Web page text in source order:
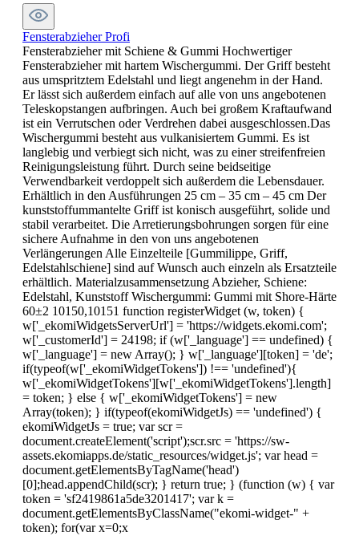
Fensterabzieher Profi
Fensterabzieher mit Schiene & Gummi Hochwertiger
Fensterabzieher mit hartem Wischergummi. Der Griff besteht
aus umspritztem Edelstahl und liegt angenehm in der Hand.
Er lässt sich außerdem einfach auf alle von uns angebotenen
Teleskopstangen aufbringen. Auch bei großem Kraftaufwand
ist ein Verrutschen oder Verdrehen dabei ausgeschlossen.Das
Wischergummi besteht aus vulkanisiertem Gummi. Es ist
langlebig und verbiegt sich nicht, was zu einer streifenfreien
Reinigungsleistung führt. Durch seine beidseitige
Verwendbarkeit verdoppelt sich außerdem die Lebensdauer.
Erhältlich in den Ausführungen 25 cm – 35 cm – 45 cm Der
kunststoffummantelte Griff ist konisch ausgeführt, solide und
stabil verarbeitet. Die Arretierungsbohrungen sorgen für eine
sichere Aufnahme in den von uns angebotenen
Verlängerungen Alle Einzelteile [Gummilippe, Griff,
Edelstahlschiene] sind auf Wunsch auch einzeln als Ersatzteile
erhältlich. Materialzusammensetzung Abzieher, Schiene:
Edelstahl, Kunststoff Wischergummi: Gummi mit Shore-Härte
60±2 10150,10151 function registerWidget (w, token) {
w['_ekomiWidgetsServerUrl'] = 'https://widgets.ekomi.com';
w['_customerId'] = 24198; if (w['_language'] == undefined) {
w['_language'] = new Array(); } w['_language'][token] = 'de';
if(typeof(w['_ekomiWidgetTokens']) !== 'undefined'){
w['_ekomiWidgetTokens'][w['_ekomiWidgetTokens'].length]
= token; } else { w['_ekomiWidgetTokens'] = new
Array(token); } if(typeof(ekomiWidgetJs) == 'undefined') {
ekomiWidgetJs = true; var scr =
document.createElement('script');scr.src = 'https://sw-
assets.ekomiapps.de/static_resources/widget.js'; var head =
document.getElementsByTagName('head')
[0];head.appendChild(scr); } return true; } (function (w) { var
token = 'sf2419861a5de3201417'; var k =
document.getElementsByClassName("ekomi-widget-" +
token); for(var x=0;x